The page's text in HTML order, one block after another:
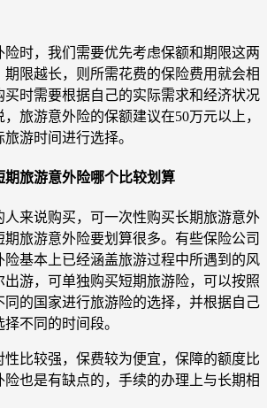
时，我们需要优先考虑保额和期限这两
限越长，则所需花费的保险费用就会相
买时需要根据自己的实际需求和经济状况
旅游意外险的保额建议在50万元以上，
游时间进行选择。
期旅游意外险哪个比较划算
人来说购买，可一次性购买长期旅游意外
期旅游意外险要划算很多。有些保险公司
险基本上已经涵盖旅游过程中所遇到的风
出游，可单独购买短期旅游险，可以按照
同的国家进行旅游险的选择，并根据自己
不同的时间段。
比较强，保费较为便宜，保障的额度比
也是有缺点的，手续的办理上与长期相